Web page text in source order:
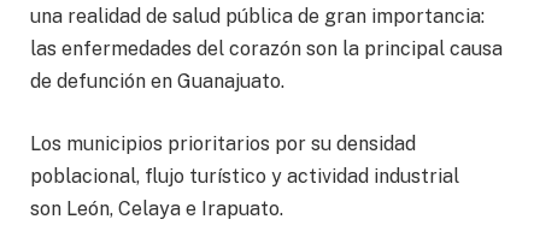
una realidad de salud pública de gran importancia:
las enfermedades del corazón son la principal causa
de defunción en Guanajuato.
Los municipios prioritarios por su densidad
poblacional, flujo turístico y actividad industrial
son León, Celaya e Irapuato.